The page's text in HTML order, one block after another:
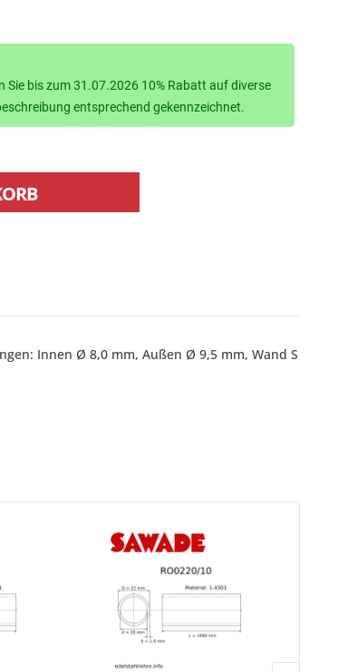
Sie bis zum 31.07.2026 10% Rabatt auf diverse
entsprechend gekennzeichnet.
Innen Ø 8,0 mm, Außen Ø 9,5 mm, Wand S